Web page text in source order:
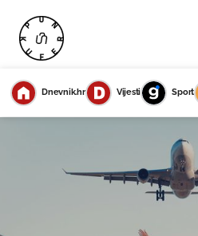
Dnevnik.hr Vijesti Sport